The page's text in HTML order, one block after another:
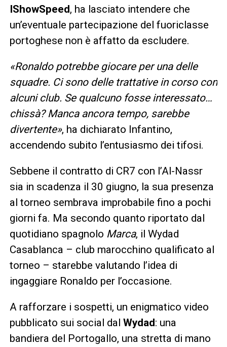
IShowSpeed, ha lasciato intendere che
un’eventuale partecipazione del fuoriclasse
portoghese non è affatto da escludere.
«Ronaldo potrebbe giocare per una delle
squadre. Ci sono delle trattative in corso con
alcuni club. Se qualcuno fosse interessato…
chissà? Manca ancora tempo, sarebbe
divertente», ha dichiarato Infantino,
accendendo subito l’entusiasmo dei tifosi.
Sebbene il contratto di CR7 con l’Al-Nassr
sia in scadenza il 30 giugno, la sua presenza
al torneo sembrava improbabile fino a pochi
giorni fa. Ma secondo quanto riportato dal
quotidiano spagnolo Marca, il Wydad
Casablanca – club marocchino qualificato al
torneo – starebbe valutando l’idea di
ingaggiare Ronaldo per l’occasione.
A rafforzare i sospetti, un enigmatico video
pubblicato sui social dal Wydad: una
bandiera del Portogallo, una stretta di mano